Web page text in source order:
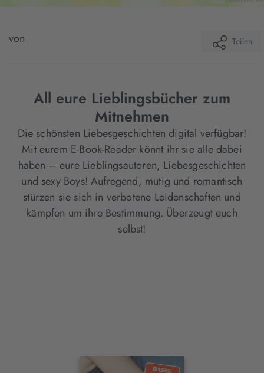
von Teilen
All eure Lieblingsbücher zum
Mitnehmen
Die schönsten Liebesgeschichten digital verfügbar!
Mit eurem E-Book-Reader könnt ihr sie alle dabei
haben – eure Lieblingsautoren, Liebesgeschichten
und sexy Boys! Aufregend, mutig und romantisch
stürzen sie sich in verbotene Leidenschaften und
kämpfen um ihre Bestimmung. Überzeugt euch
selbst!